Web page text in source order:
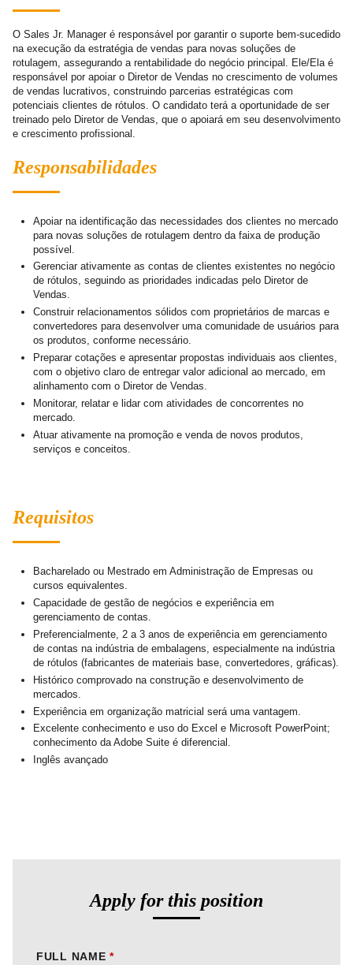
O Sales Jr. Manager é responsável por garantir o suporte bem-sucedido
na execução da estratégia de vendas para novas soluções de
rotulagem, assegurando a rentabilidade do negócio principal. Ele/Ela é
responsável por apoiar o Diretor de Vendas no crescimento de volumes
de vendas lucrativos, construindo parcerias estratégicas com
potenciais clientes de rótulos. O candidato terá a oportunidade de ser
treinado pelo Diretor de Vendas, que o apoiará em seu desenvolvimento
e crescimento profissional.
Responsabilidades
Apoiar na identificação das necessidades dos clientes no mercado
para novas soluções de rotulagem dentro da faixa de produção
possível.
Gerenciar ativamente as contas de clientes existentes no negócio
de rótulos, seguindo as prioridades indicadas pelo Diretor de
Vendas.
Construir relacionamentos sólidos com proprietários de marcas e
convertedores para desenvolver uma comunidade de usuários para
os produtos, conforme necessário.
Preparar cotações e apresentar propostas individuais aos clientes,
com o objetivo claro de entregar valor adicional ao mercado, em
alinhamento com o Diretor de Vendas.
Monitorar, relatar e lidar com atividades de concorrentes no
mercado.
Atuar ativamente na promoção e venda de novos produtos,
serviços e conceitos.
Requisitos
Bacharelado ou Mestrado em Administração de Empresas ou
cursos equivalentes.
Capacidade de gestão de negócios e experiência em
gerenciamento de contas.
Preferencialmente, 2 a 3 anos de experiência em gerenciamento
de contas na indústria de embalagens, especialmente na indústria
de rótulos (fabricantes de materiais base, convertedores, gráficas).
Histórico comprovado na construção e desenvolvimento de
mercados.
Experiência em organização matricial será uma vantagem.
Excelente conhecimento e uso do Excel e Microsoft PowerPoint;
conhecimento da Adobe Suite é diferencial.
Inglês avançado
Apply for this position
FULL NAME *